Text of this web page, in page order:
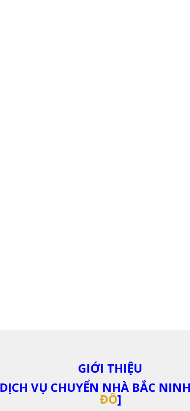
GIỚI THIỆU
DỊCH VỤ CHUYỂN NHÀ BẮC
ĐÔ]